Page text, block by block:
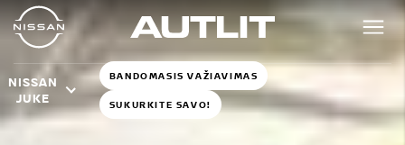
NISSAN
JUKE
BANDOMASIS VAŽIAVIMAS
SUKURKITE SAVO!